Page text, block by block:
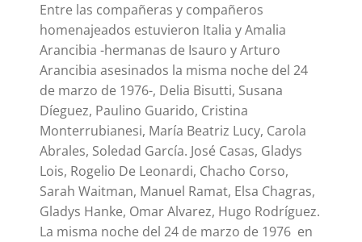
Entre las compañeras y compañeros
homenajeados estuvieron Italia y Amalia
Arancibia -hermanas de Isauro y Arturo
Arancibia asesinados la misma noche del 24
de marzo de 1976-, Delia Bisutti, Susana
Díeguez, Paulino Guarido, Cristina
Monterrubianesi, María Beatriz Lucy, Carola
Abrales, Soledad García. José Casas, Gladys
Lois, Rogelio De Leonardi, Chacho Corso,
Sarah Waitman, Manuel Ramat, Elsa Chagras,
Gladys Hanke, Omar Alvarez, Hugo Rodríguez.
La misma noche del 24 de marzo de 1976 en